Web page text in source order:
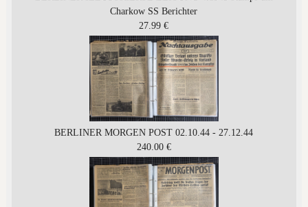
Charkow SS Berichter
27.99 €
BERLINER MORGEN POST 02.10.44 - 27.12.44
240.00 €